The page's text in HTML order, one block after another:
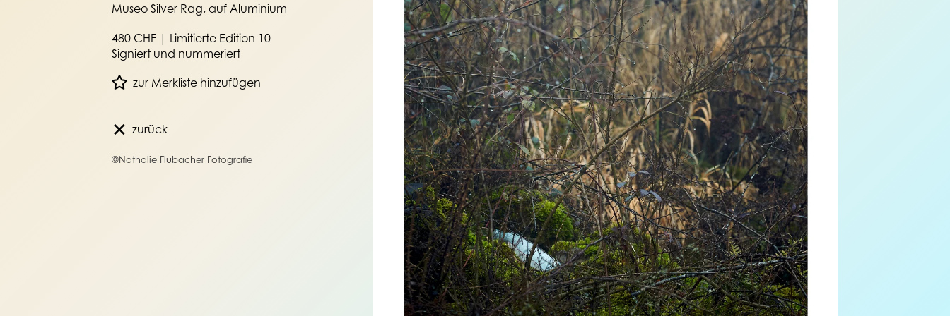
Museo Silver Rag, auf Aluminium
480 CHF | Limitierte Edition 10
Signiert und nummeriert
zur Merkliste hinzufügen
✕zurück
©Nathalie Flubacher Fotografie